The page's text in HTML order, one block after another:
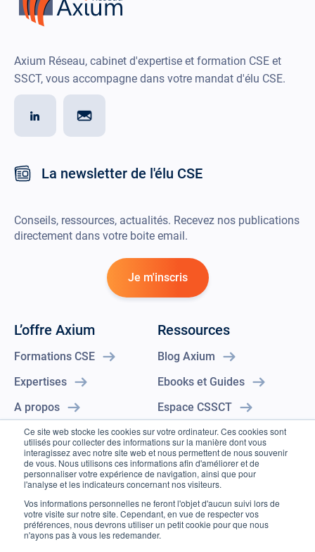
Ce site web stocke les cookies sur votre ordinateur. Ces cookies sont
utilisés pour collecter des informations sur la manière dont vous
interagissez avec notre site web et nous permettent de nous souvenir
de vous. Nous utilisons ces informations afin d'améliorer et de
personnaliser votre expérience de navigation, ainsi que pour
l'analyse et les indicateurs concernant nos visiteurs.
Vos informations personnelles ne feront l'objet d'aucun suivi lors de
votre visite sur notre site. Cependant, en vue de respecter vos
préférences, nous devrons utiliser un petit cookie pour que nous
n'ayons pas à vous les redemander.
La newsletter de l'élu CSE
Conseils, ressources, actualités. Recevez nos publications
directement dans votre boite email.
Je m'inscris
Axium Réseau, cabinet d'expertise et formation CSE et
SSCT, vous accompagne dans votre mandat d'élu CSE.
L’offre Axium
Formations CSE
Expertises
A propos
Contact
En savoir plus
Ressources
Blog Axium
Ebooks et Guides
Espace CSSCT
Certificat Qualiopi
©2023 Axium
MENTIONS LÉGALES